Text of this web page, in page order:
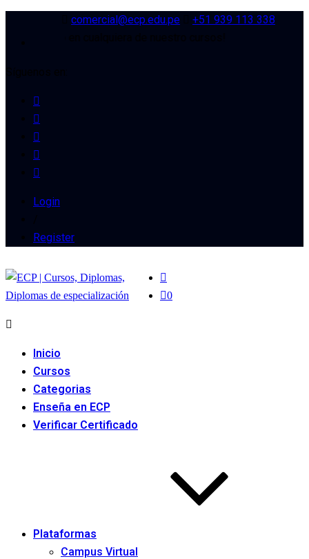
comercial@ecp.edu.pe
+51 939 113 338
Login
Register
0
Inicio
Cursos
Categorias
Enseña en ECP
Verificar Certificado
Plataformas
Campus Virtual